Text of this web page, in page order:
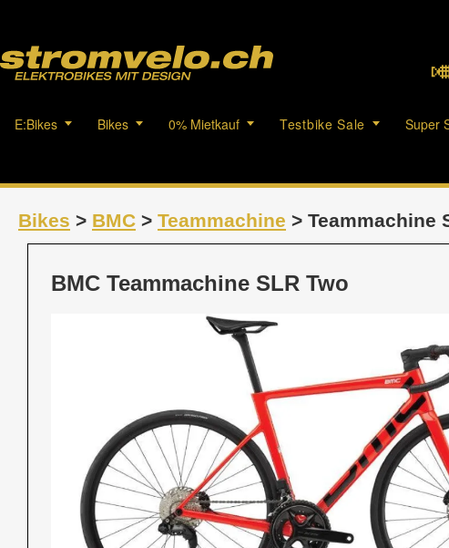
E:Bikes Bikes 0% Mietkauf Testbike Sale Super
Bikes > BMC > Teammachine > Teammachine
BMC Teammachine SLR Two